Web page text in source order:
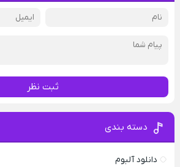
ثبت نظر
دسته بندی
دانلود آلبوم